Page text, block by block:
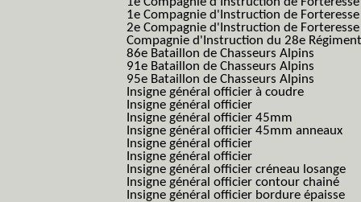
1e Compagnie d'Instruction de
2e Compagnie d'Instruction de
Compagnie d'Instruction du 28e
86e Bataillon de Chasseurs Alpins
91e Bataillon de Chasseurs Alpins
95e Bataillon de Chasseurs Alpins
Insigne général officier à coudre
Insigne général officier
Insigne général officier 45mm
Insigne général officier 45mm anneaux
Insigne général officier
Insigne général officier
Insigne général officier créneau losange
Insigne général officier contour chainé
Insigne général officier bordure épaisse